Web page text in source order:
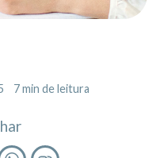
7min de leitura